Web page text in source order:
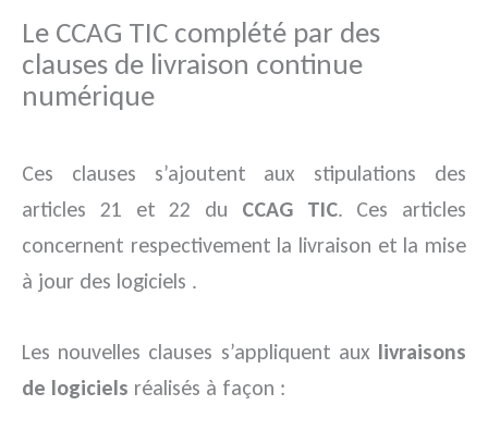
Le CCAG TIC complété par des
clauses de livraison continue
numérique
Ces clauses s’ajoutent aux stipulations des
articles 21 et 22 du CCAG TIC. Ces articles
concernent respectivement la livraison et la mise
à jour des logiciels .
Les nouvelles clauses s’appliquent aux livraisons
de logiciels réalisés à façon :